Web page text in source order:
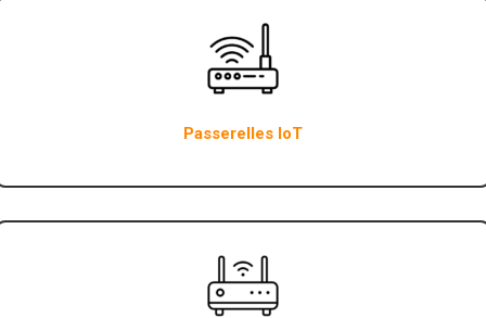
Passerelles IoT